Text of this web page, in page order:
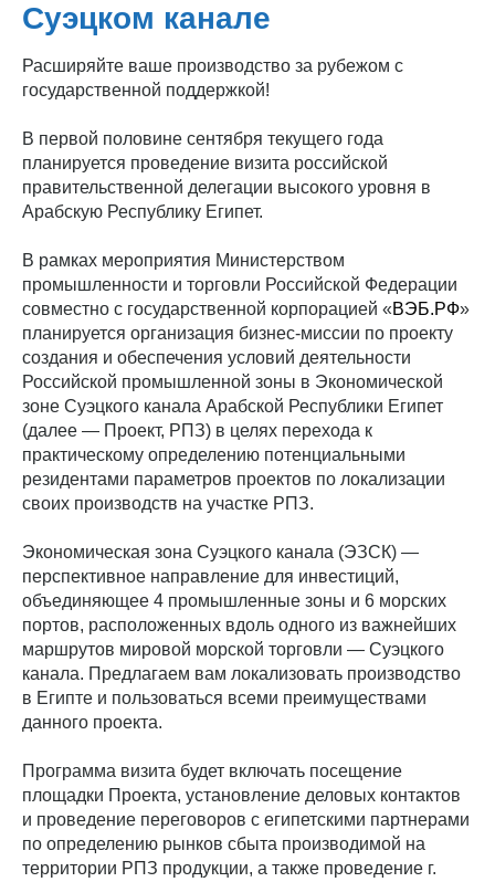
Суэцком канале
Расширяйте ваше производство за рубежом с
государственной поддержкой!
В первой половине сентября текущего года
планируется проведение визита российской
правительственной делегации высокого уровня в
Арабскую Республику Египет.
В рамках мероприятия Министерством
промышленности и торговли Российской Федерации
совместно с государственной корпорацией «ВЭБ.РФ»
планируется организация бизнес-миссии по проекту
создания и обеспечения условий деятельности
Российской промышленной зоны в Экономической
зоне Суэцкого канала Арабской Республики Египет
(далее — Проект, РПЗ) в целях перехода к
практическому определению потенциальными
резидентами параметров проектов по локализации
своих производств на участке РПЗ.
Экономическая зона Суэцкого канала (ЭЗСК) —
перспективное направление для инвестиций,
объединяющее 4 промышленные зоны и 6 морских
портов, расположенных вдоль одного из важнейших
маршрутов мировой морской торговли — Суэцкого
канала. Предлагаем вам локализовать производство
в Египте и пользоваться всеми преимуществами
данного проекта.
Программа визита будет включать посещение
площадки Проекта, установление деловых контактов
и проведение переговоров с египетскими партнерами
по определению рынков сбыта производимой на
территории РПЗ продукции, а также проведение г.